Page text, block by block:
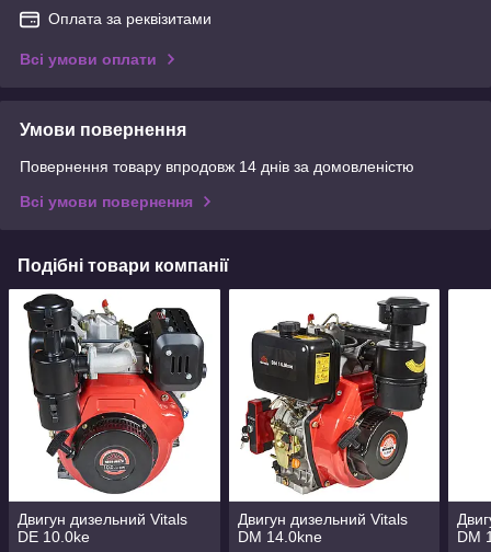
Оплата за реквізитами
Всі умови оплати
Умови повернення
Повернення товару впродовж 14 днів за домовленістю
Всі умови повернення
Подібні товари компанії
Двигун дизельний Vitals
DE 10.0ke
Двигyн дизельний Vitals
DM 14.0kne
DM